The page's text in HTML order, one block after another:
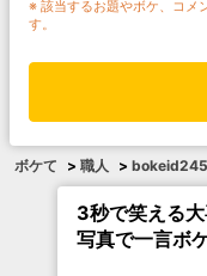
※ 該当するお題やボケ、コメ
す。
ボケて > 職人 > bokeid245
3秒で笑える
写真で一言ボ